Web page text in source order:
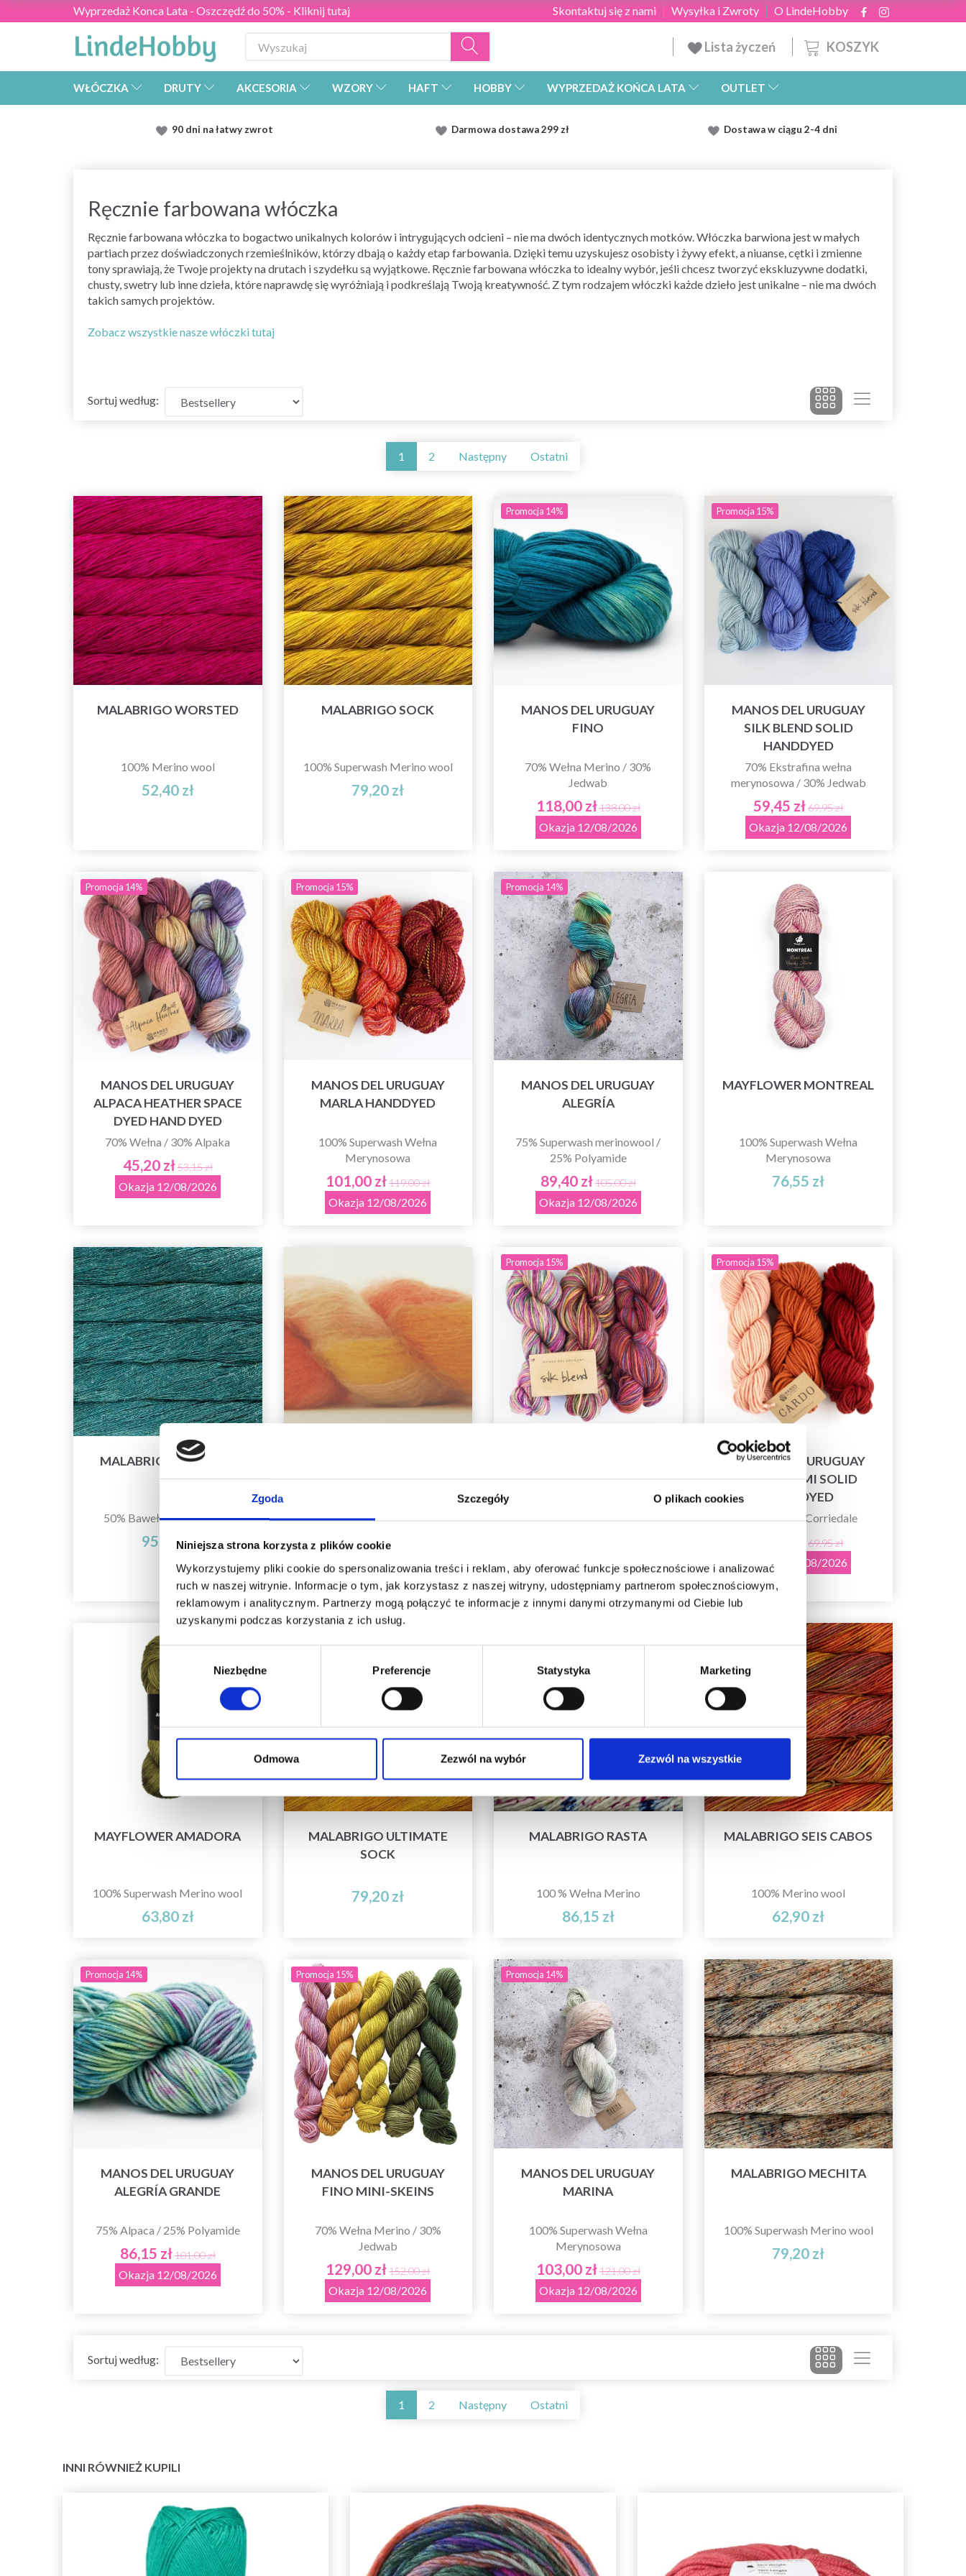
Zgoda Szczegóły O plikach cookies
Niniejsza strona korzysta z plików cookie
Wykorzystujemy pliki cookie do spersonalizowania treści i reklam, aby oferować funkcje społecznościowe i analizować
ruch w naszej witrynie. Informacje o tym, jak korzystasz z naszej witryny, udostępniamy partnerom społecznościowym,
reklamowym i analitycznym. Partnerzy mogą połączyć te informacje z innymi danymi otrzymanymi od Ciebie lub
uzyskanymi podczas korzystania z ich usług.
Wybór
zgody
Niezbędne Preferencje Statystyka Marketing
Odmowa Zezwól na wybór Zezwól na wszystkie
Wyprzedaż Konca Lata - Oszczędź do 50% - Kliknij tutaj O LindeHobby
Wysyłka i Zwroty
Skontaktuj się z nami
KOSZYK
Lista życzeń
WŁÓCZKA DRUTY AKCESORIA WZORY HAFT HOBBY WYPRZEDAŻ KOŃCA LATA OUTLET
90 dni na łatwy zwrot Darmowa dostawa299 zł Dostawaw ciągu 2-4 dni
Ręcznie farbowana włóczka
Ręcznie farbowana włóczka to bogactwo unikalnych kolorów i intrygujących odcieni – nie ma dwóch identycznych motków. Włóczka barwiona jest w małych
partiach przez doświadczonych rzemieślników, którzy dbają o każdy etap farbowania. Dzięki temu uzyskujesz osobisty i żywy efekt, a niuanse, cętki i zmienne
tony sprawiają, że Twoje projekty na drutach i szydełku są wyjątkowe. Ręcznie farbowana włóczka to idealny wybór, jeśli chcesz tworzyć ekskluzywne dodatki,
chusty, swetry lub inne dzieła, które naprawdę się wyróżniają i podkreślają Twoją kreatywność. Z tym rodzajem włóczki każde dzieło jest unikalne – nie ma dwóch
takich samych projektów.
Zobacz wszystkie nasze włóczki tutaj
Sortuj według:
1 2 Następny Ostatni
MALABRIGO WORSTED
100% Merino wool
52,40 zł
MALABRIGO SOCK
100% Superwash Merino wool
79,20 zł
Promocja 14%
MANOS DEL URUGUAY
FINO
70% Wełna Merino / 30%
Jedwab
118,00 zł138,00 zł
Okazja 12/08/2026
Promocja 15%
MANOS DEL URUGUAY
SILK BLEND SOLID
HANDDYED
70% Ekstrafina wełna
merynosowa / 30% Jedwab
59,45 zł69,95 zł
Okazja 12/08/2026
Promocja 14%
MANOS DEL URUGUAY
ALPACA HEATHER SPACE
DYED HAND DYED
70% Wełna / 30% Alpaka
45,20 zł53,15 zł
Okazja 12/08/2026
Promocja 15%
MANOS DEL URUGUAY
MARLA HANDDYED
100% Superwash Wełna
Merynosowa
101,00 zł119,00 zł
Okazja 12/08/2026
Promocja 14%
MANOS DEL URUGUAY
ALEGRÍA
75% Superwash merinowool /
25% Polyamide
89,40 zł105,00 zł
Okazja 12/08/2026
MAYFLOWER MONTREAL
100% Superwash Wełna
Merynosowa
76,55 zł
MALABRIGO SUSURRO
50% Bawełna / 50% Akryl
95,90 zł
MOHAIR HAND-DYED
75% Super kid moher / 25%
Promocja 15%
SILK BLEND GRADIENT
70% Wełna Merino / 30%
Okazja 12/08/2026
Promocja 15%
MANOS DEL URUGUAY
CARDO SEMI SOLID
HANDDYED
100% Wełna Corriedale
69,95 zł
Okazja 12/08/2026
MAYFLOWER AMADORA
100% Superwash Merino wool
63,80 zł
MALABRIGO ULTIMATE
SOCK
79,20 zł
MALABRIGO RASTA
100 % Wełna Merino
86,15 zł
MALABRIGO SEIS CABOS
100% Merino wool
62,90 zł
Promocja 14%
MANOS DEL URUGUAY
ALEGRÍA GRANDE
75% Alpaca / 25% Polyamide
86,15 zł101,00 zł
Okazja 12/08/2026
Promocja 15%
MANOS DEL URUGUAY
FINO MINI-SKEINS
70% Wełna Merino / 30%
Jedwab
129,00 zł152,00 zł
Okazja 12/08/2026
Promocja 14%
MANOS DEL URUGUAY
MARINA
100% Superwash Wełna
Merynosowa
103,00 zł121,00 zł
Okazja 12/08/2026
MALABRIGO MECHITA
100% Superwash Merino wool
79,20 zł
Sortuj według:
1 2 Następny Ostatni
INNI RÓWNIEŻ KUPILI